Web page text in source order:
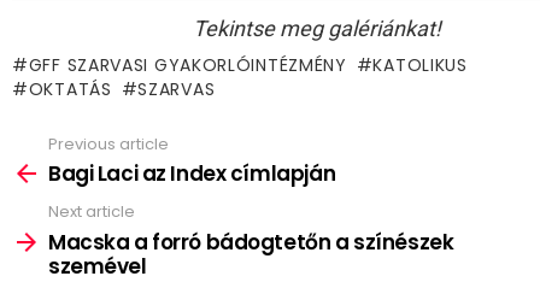
Tekintse meg galériánkat!
GFF SZARVASI GYAKORLÓINTÉZMÉNY
KATOLIKUS
OKTATÁS
SZARVAS
more
Previous article
Bagi Laci az Index címlapján
Next article
Macska a forró bádogtetőn a színészek
szemével